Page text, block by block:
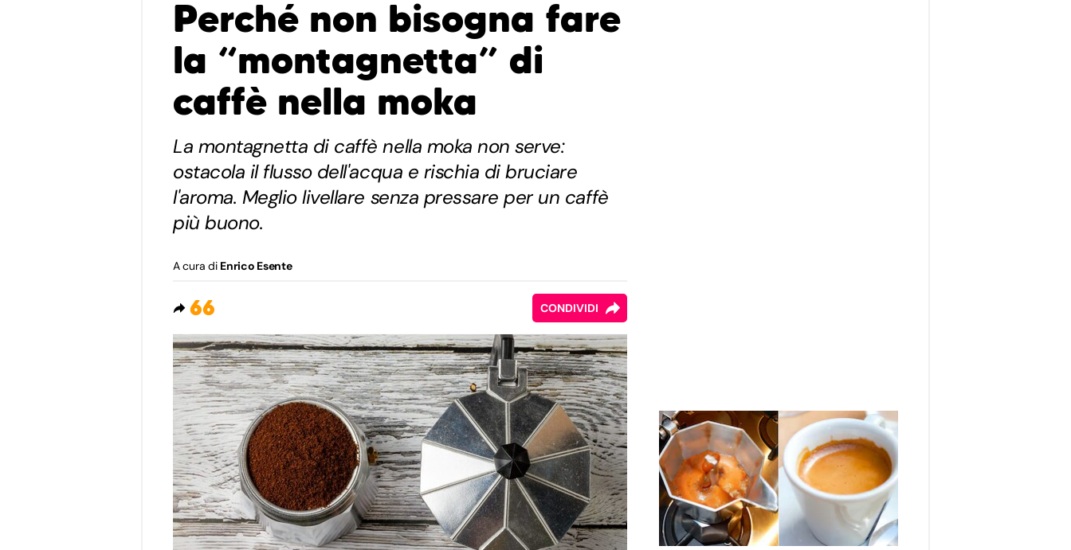
Perché non bisogna fare
la “montagnetta” di
caffè nella moka
La montagnetta di caffè nella moka non serve:
ostacola il flusso dell'acqua e rischia di bruciare
l'aroma. Meglio livellare senza pressare per un caffè
più buono.
A cura di Enrico Esente
66 CONDIVIDI